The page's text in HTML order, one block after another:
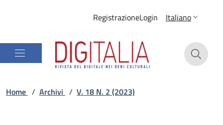
RegistrazioneLogin Italiano
Home / Archivi / V. 18 N. 2 (2023)